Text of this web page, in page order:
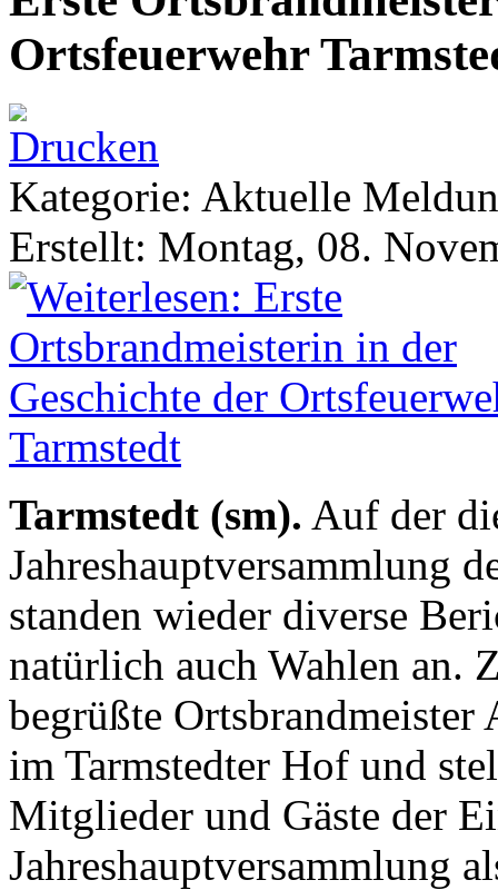
Ortsfeuerwehr
Kategorie: Aktuelle
Erstellt: Montag, 08.
Tarmstedt (sm). Auf der
Jahreshauptversammlung
standen wieder diverse
natürlich auch Wahlen an.
begrüßte
im Tarmstedter Hof und
Mitglieder und Gäste der
Jahreshauptversammlung